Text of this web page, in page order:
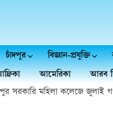
চাঁদপুর বিজ্ঞান-প্রযুক্তি
আমেরিকা আরব
সরকারি মহিলা কলেজে জুলাই